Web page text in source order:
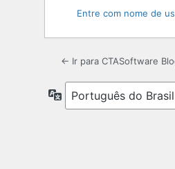
Entre com nome de
← Ir para CTASoftware
Idioma